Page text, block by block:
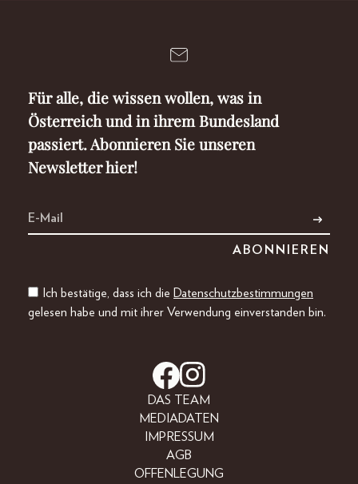
Für alle, die wissen wollen, was in
Österreich und in ihrem Bundesland
passiert. Abonnieren Sie unseren
Newsletter hier!
Ich bestätige, dass ich die Datenschutzbestimmungen
gelesen habe und mit ihrer Verwendung einverstanden bin.
DAS TEAM
MEDIADATEN
IMPRESSUM
AGB
OFFENLEGUNG